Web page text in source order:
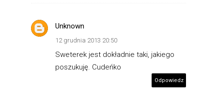
Unknown
12 grudnia 2013 20:50
Sweterek jest dokładnie taki, jakiego
poszukuję. Cudeńko
Odpowiedz